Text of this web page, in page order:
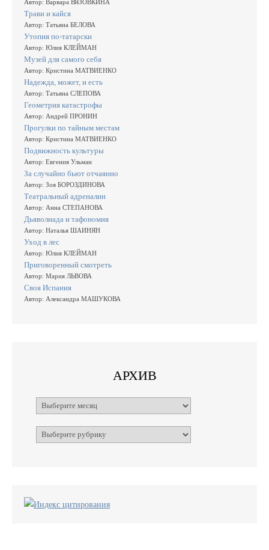
Автор: Варвара ВЯЗОВКИНА
Трави и кайся
Автор: Татьяна БЕЛОВА
Утопия по-татарски
Автор: Юлия КЛЕЙМАН
Музей для самого себя
Автор: Кристина МАТВИЕНКО
Надежда, может, и есть
Автор: Татьяна СЛЕПОВА
Геометрия катастрофы
Автор: Андрей ПРОНИН
Прогулки по тайным местам
Автор: Кристина МАТВИЕНКО
Подвижность культуры
Автор: Евгения Ульман
За случайно бьют отчаянно
Автор: Зоя БОРОЗДИНОВА
Театральный адреналин
Автор: Анна СТЕПАНОВА
Дьяволиада и тафономия
Автор: Наталья ШАИНЯН
Уход в лес
Автор: Юлия КЛЕЙМАН
Приговоренный смотреть
Автор: Мария ЛЬВОВА
Своя Испания
Автор: Александра МАШУКОВА
АРХИВ
Архивы
Рубрики